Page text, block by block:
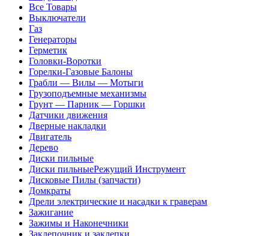
Все Товары
Выключатели
Газ
Генераторы
Герметик
Головки-Воротки
Горелки-Газовые Балоны
Грабли — Вилы — Мотыги
Грузоподъемные механизмы
Грунт — Парник — Горшки
Датчики движения
Дверные накладки
Двигатель
Дерево
Диски пильные
Диски пильныеРежущий Инструмент
Дисковые Пилы (запчасти)
Домкраты
Дрели электрические и насадки к граверам
Зажигание
Зажимы и Наконечники
Заклепочник и заклепки